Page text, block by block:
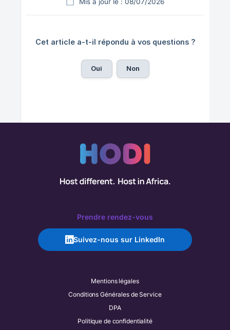
Cet article a-t-il répondu à vos questions ?
Oui Non
Prendre rendez-vous
Suivez-nous sur LinkedIn
Mentions légales
Conditions Générales de Service
DPA
Politique de confidentialité